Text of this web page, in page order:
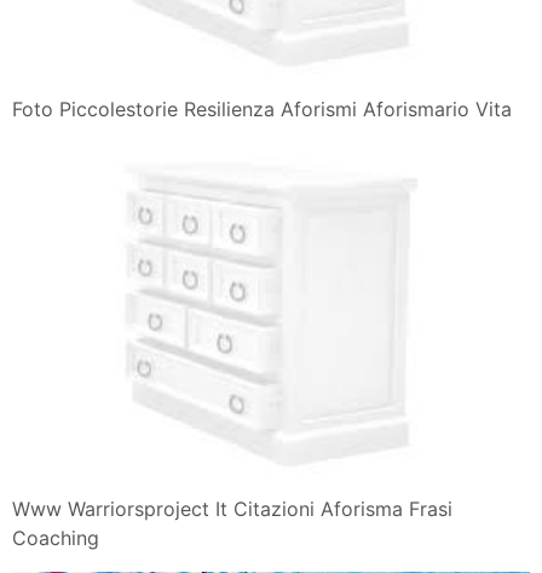
Foto Piccolestorie Resilienza Aforismi Aforismario Vita
Www Warriorsproject It Citazioni Aforisma Frasi
Coaching